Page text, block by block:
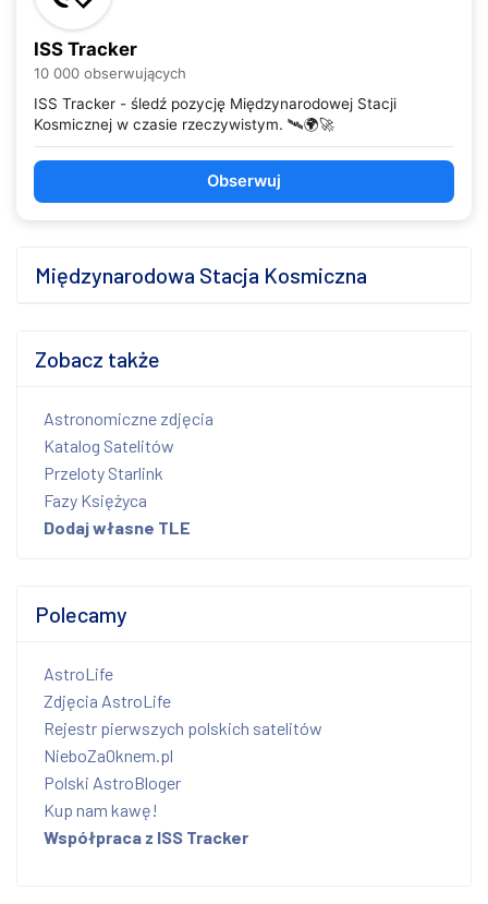
ISS Tracker
10 000 obserwujących
ISS Tracker - śledź pozycję Międzynarodowej Stacji
Kosmicznej w czasie rzeczywistym. 🛰️🌍🚀
Obserwuj
Międzynarodowa Stacja Kosmiczna
Zobacz także
Astronomiczne zdjęcia
Katalog Satelitów
Przeloty Starlink
Fazy Księżyca
Dodaj własne TLE
Polecamy
AstroLife
Zdjęcia AstroLife
Rejestr pierwszych polskich satelitów
NieboZaOknem.pl
Polski AstroBloger
Kup nam kawę!
Współpraca z ISS Tracker